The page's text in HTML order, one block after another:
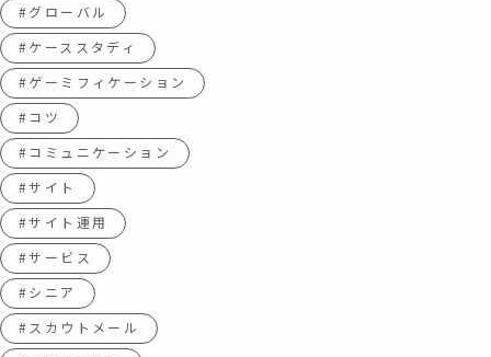
#グローバル
#ケーススタディ
#ゲーミフィケーション
#コツ
#コミュニケーション
#サイト
#サイト運用
#サービス
#シニア
#スカウトメール